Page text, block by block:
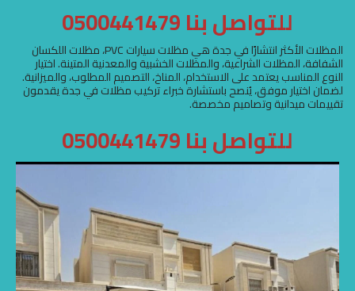
للتواصل بنا 0500441479
المظلات الأكثر انتشارًا في جدة هي مظلات سيارات PVC، مظلات اللكسان
الشفافة، المظلات الشراعية، والمظلات الخشبية والمعدنية المتينة. اختيار
النوع المناسب يعتمد على الاستخدام، المناخ، التصميم المطلوب، والميزانية.
لضمان اختيار موفق، يُنصح باستشارة خبراء تركيب مظلات في جدة يقدمون
تقييمات ميدانية وتصاميم مخصصة.
للتواصل بنا 0500441479